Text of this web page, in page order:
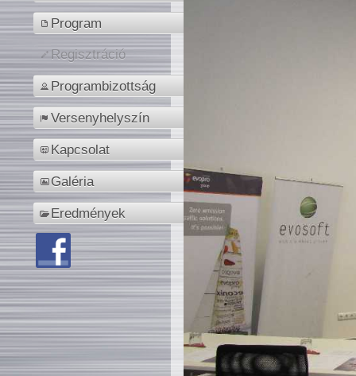
Program
Regisztráció
Programbizottság
Versenyhelyszín
Kapcsolat
Galéria
Eredmények